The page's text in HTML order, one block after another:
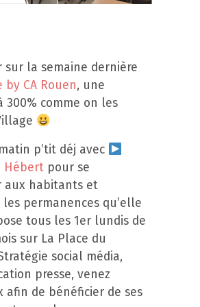
sur la semaine dernière
by CA Rouen, une
300% comme on les
p’tit déj avec
Hébertpour se
aux habitants et
permanences qu’elle
tous les 1er lundis de
sur La Place du
social média,
presse, venez
afin de bénéficier de ses